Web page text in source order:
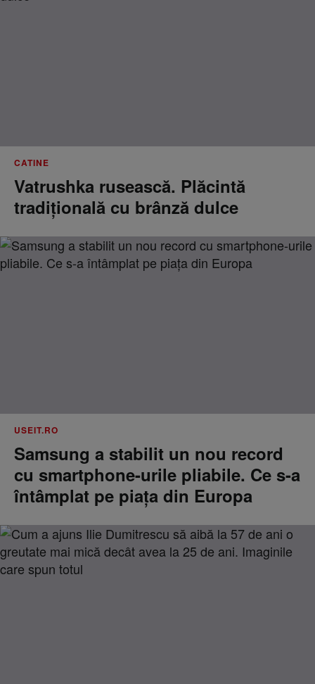
CATINE
Vatrushka rusească. Plăcintă
tradițională cu brânză dulce
USEIT.RO
Samsung a stabilit un nou record
cu smartphone-urile pliabile. Ce s-a
întâmplat pe piața din Europa